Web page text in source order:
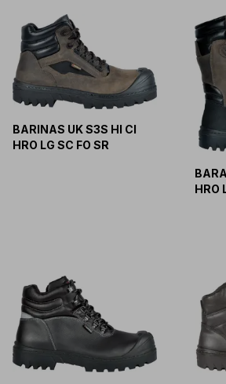
BARINAS UK S3S HI CI
HRO LG SC FO SR
HRO